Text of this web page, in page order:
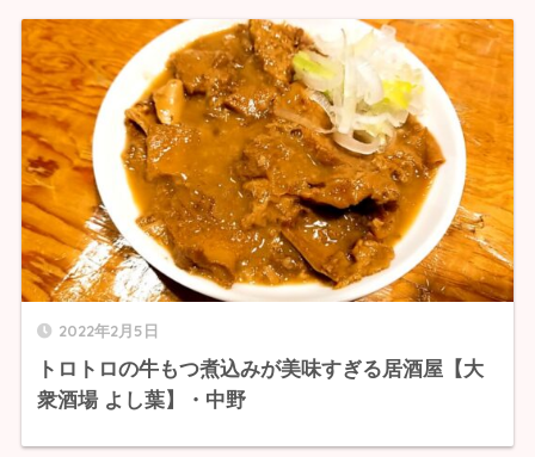
2022年2月5日
トロトロの牛もつ煮込みが美味すぎる居酒屋【大
衆酒場 よし葉】・中野